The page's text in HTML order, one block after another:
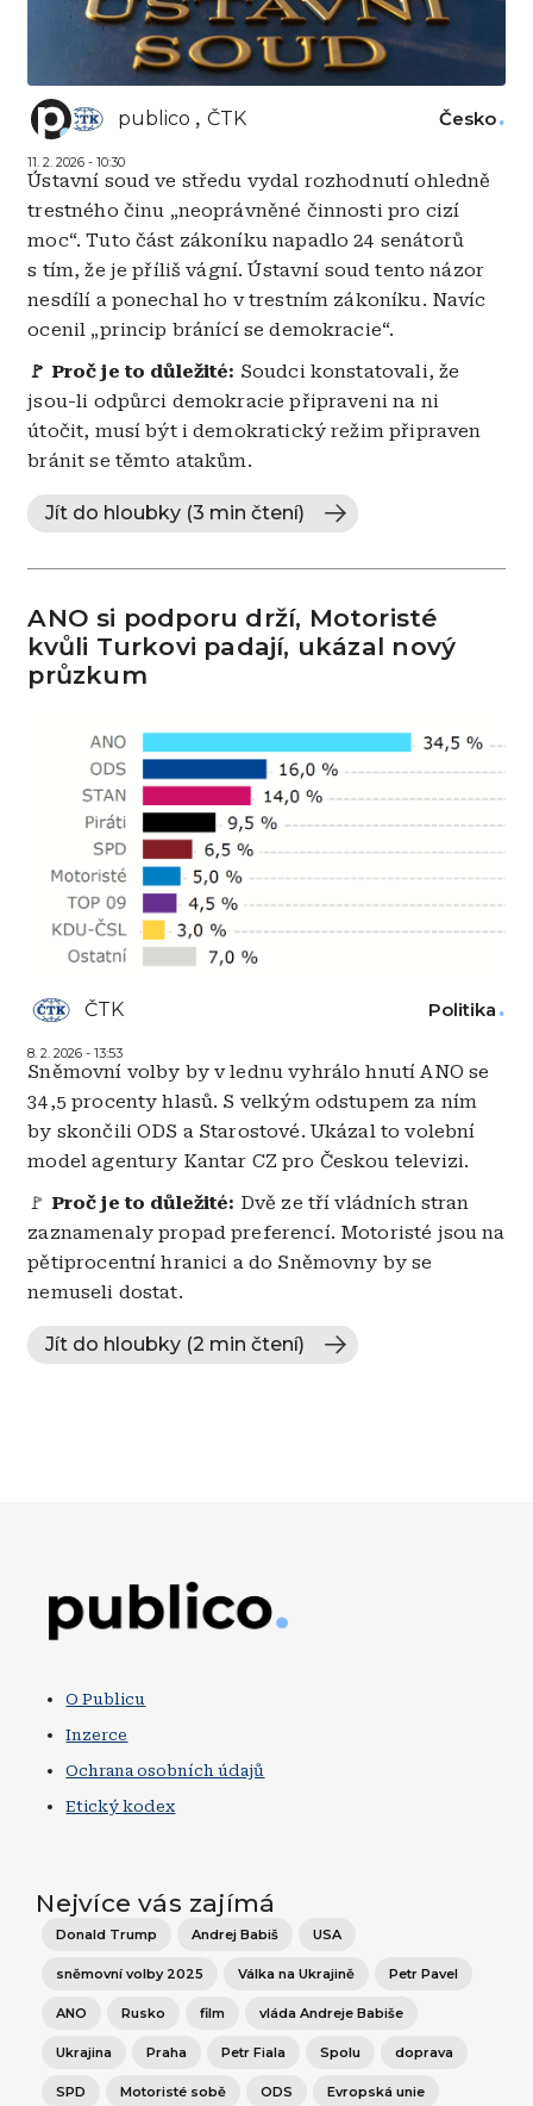
publico ČTK
11. 2. 2026 - 10:30
Česko
Ústavní soud ve středu vydal rozhodnutí ohledně
trestného činu „neoprávněné činnosti pro cizí
moc“. Tuto část zákoníku napadlo 24 senátorů
s tím, že je příliš vágní. Ústavní soud tento názor
nesdílí a ponechal ho v trestním zákoníku. Navíc
ocenil „princip bránící se demokracie“.
🚩 Proč je to důležité: Soudci konstatovali, že
jsou-li odpůrci demokracie připraveni na ni
útočit, musí být i demokratický režim připraven
bránit se těmto atakům.
Jít do hloubky (3 min čtení)
ANO si podporu drží, Motoristé
kvůli Turkovi padají, ukázal nový
průzkum
ČTK
8. 2. 2026 - 13:53
Politika
Sněmovní volby by v lednu vyhrálo hnutí ANO se
34,5 procenty hlasů. S velkým odstupem za ním
by skončili ODS a Starostové. Ukázal to volební
model agentury Kantar CZ pro Českou televizi.
🚩 Proč je to důležité: Dvě ze tří vládních stran
zaznamenaly propad preferencí. Motoristé jsou na
pětiprocentní hranici a do Sněmovny by se
nemuseli dostat.
Jít do hloubky (2 min čtení)
O Publicu
Inzerce
Ochrana osobních údajů
Etický kodex
Nejvíce vás zajímá
Donald Trump Andrej Babiš USA
sněmovní volby 2025 Válka na Ukrajině Petr Pavel
ANO Rusko film vláda Andreje Babiše
Ukrajina Praha Petr Fiala Spolu doprava
SPD Motoristé sobě ODS Evropská unie